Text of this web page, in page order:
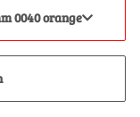
0040 orange